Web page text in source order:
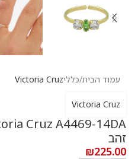
עמוד הבית/כלליVictoria Cruz
זהב
Victoria Cruz
₪225.00